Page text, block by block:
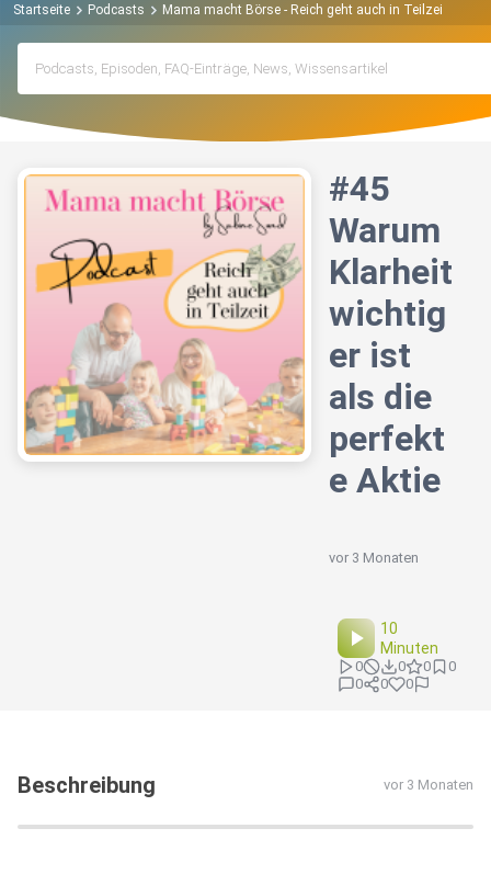
Startseite Podcasts Mama macht Börse - Reich geht auch in Teilzeit
#45
Warum
Klarheit
wichtig
er ist
als die
perfekt
e Aktie
vor 3 Monaten
10
Minuten
0 0 0
0
0
0 0
Beschreibung vor 3 Monaten